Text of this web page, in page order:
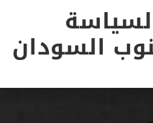
السودان